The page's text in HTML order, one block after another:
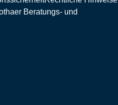
Beratungs- und